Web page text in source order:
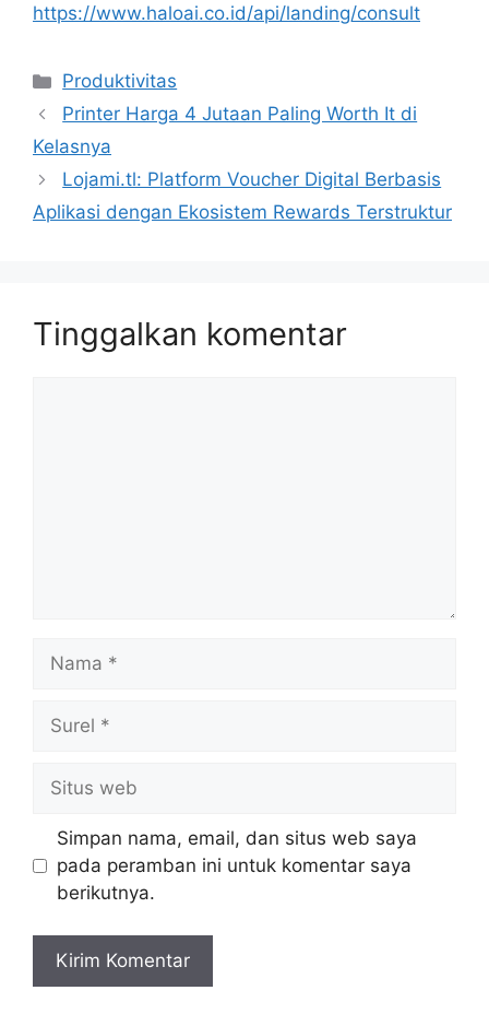
https://www.haloai.co.id/api/landing/consult
Kategori
Produktivitas
Printer Harga 4 Jutaan Paling Worth It di
Kelasnya
Lojami.tl: Platform Voucher Digital Berbasis
Aplikasi dengan Ekosistem Rewards Terstruktur
Tinggalkan komentar
Nama
Surel
Situs
web
Simpan nama, email, dan situs web saya
pada peramban ini untuk komentar saya
berikutnya.